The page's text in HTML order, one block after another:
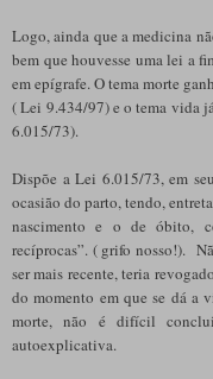
Logo, ainda que a medicina
bem que houvesse uma lei a
em epígrafe. O tema morte
( Lei 9.434/97) e o tema vida
6.015/73).
Dispõe a Lei 6.015/73, em
ocasião do parto, tendo,
nascimento e o de óbito,
recíprocas”. ( grifo nosso!).
ser mais recente, teria
do momento em que se dá a
morte, não é difícil
autoexplicativa.